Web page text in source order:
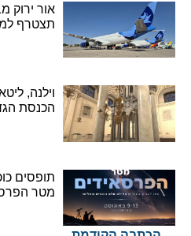
אור ירוק
תצטרף
וילנה, ליטא:
הכנסת הגדול
תופסים
מטר